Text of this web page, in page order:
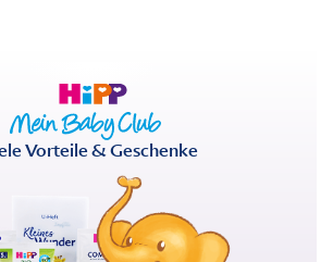
Vorteile & Geschenke